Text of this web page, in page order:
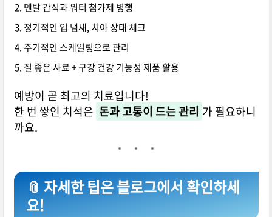
덴탈 간식과 워터 첨가제 병행
정기적인 입 냄새, 치아 상태 체크
주기적인 스케일링으로 관리
질 좋은 사료 + 구강 건강 기능성 제품 활용
예방이 곧 최고의 치료입니다!
한 번 쌓인 치석은 돈과 고통이 드는 관리 가 필요하니
까요.
📎 자세한 팁은 블로그에서 확인하세
요!